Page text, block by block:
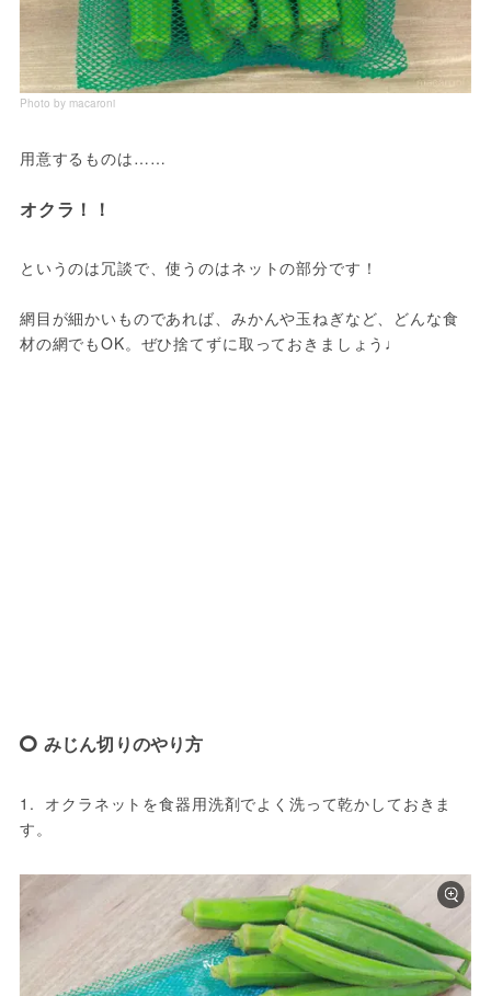
Photo by macaroni
用意するものは……
オクラ！！
というのは冗談で、使うのはネットの部分です！
網目が細かいものであれば、みかんや玉ねぎなど、どんな食
材の網でもOK。ぜひ捨てずに取っておきましょう♩
みじん切りのやり方
1.  オクラネットを食器用洗剤でよく洗って乾かしておきま
す。